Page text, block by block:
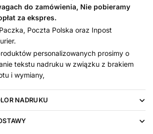
do zamówienia, Nie pobieramy
za ekspres.
Poczta Polska oraz Inpost
personalizowanych prosimy o
tekstu nadruku w związku z brakiem
i wymiany,
NADRUKU